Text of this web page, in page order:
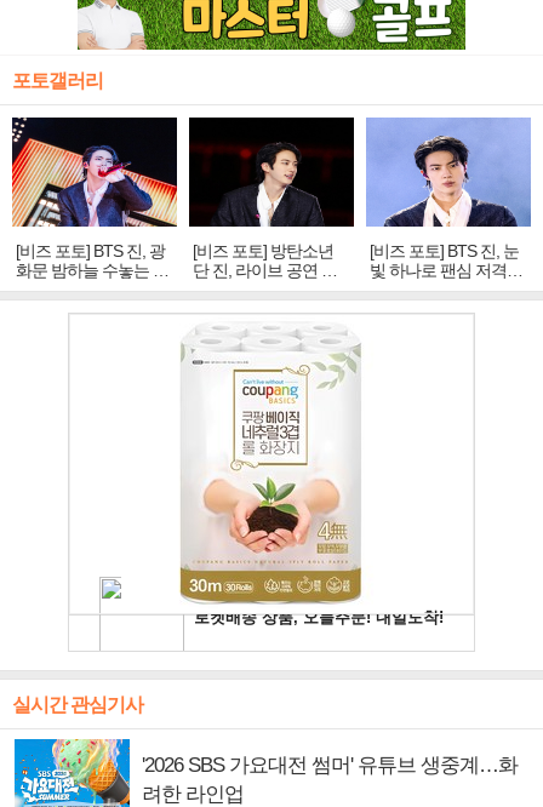
포토갤러리
[비즈 포토] BTS 진, 광
화문 밤하늘 수놓는 '비
주얼 킹'의 열창
[비즈 포토] 방탄소년
단 진, 라이브 공연 중
빛나는 독보적 아우라
[비즈 포토] BTS 진, 눈
빛 하나로 팬심 저격…
독보적 카리스마
실시간 관심기사
'2026 SBS 가요대전 썸머' 유튜브 생중계…화
려한 라인업